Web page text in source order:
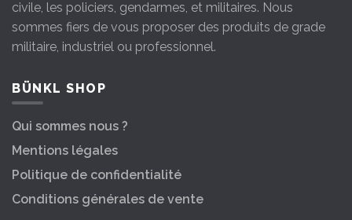
civile, les policiers, gendarmes, et militaires. Nous
sommes fiers de vous proposer des produits de grade
militaire, industriel ou professionnel.
BÜNKL SHOP
Qui sommes nous ?
Mentions légales
Politique de confidentialité
Conditions générales de vente